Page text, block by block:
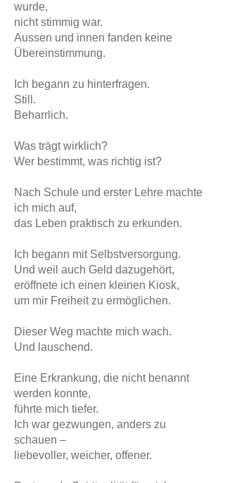
wurde,
nicht stimmig war.
Aussen und innen fanden keine
Übereinstimmung.
Ich begann zu hinterfragen.
Still.
Beharrlich.
Was trägt wirklich?
Wer bestimmt, was richtig ist?
Nach Schule und erster Lehre machte
ich mich auf,
das Leben praktisch zu erkunden.
Ich begann mit Selbstversorgung.
Und weil auch Geld dazugehört,
eröffnete ich einen kleinen Kiosk,
um mir Freiheit zu ermöglichen.
Dieser Weg machte mich wach.
Und lauschend.
Eine Erkrankung, die nicht benannt
werden konnte,
führte mich tiefer.
Ich war gezwungen, anders zu
schauen –
liebevoller, weicher, offener.